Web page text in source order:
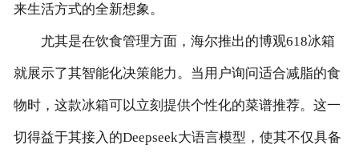
人才招聘
客户留言
联系我们
来生活方式的全新想象。
尤其是在饮食管理方面，海尔推出的博观618冰箱
就展示了其智能化决策能力。当用户询问适合减脂的食
物时，这款冰箱可以立刻提供个性化的菜谱推荐。这一
切得益于其接入的Deepseek大语言模型，使其不仅具备